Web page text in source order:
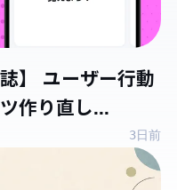
】 ユーザー行動
作り直し...
3日前